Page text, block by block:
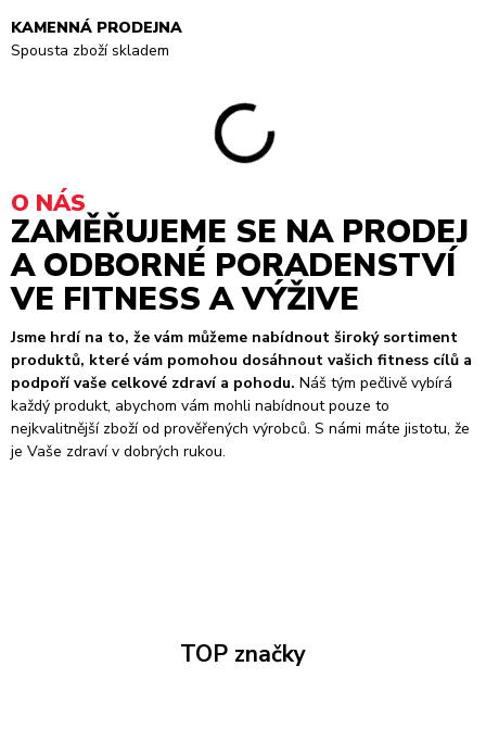
KAMENNÁ PRODEJNA
Spousta zboží skladem
O NÁS
ZAMĚŘUJEME SE NA PRODEJ
A ODBORNÉ PORADENSTVÍ
VE FITNESS A VÝŽIVE
Jsme hrdí na to, že vám můžeme nabídnout široký sortiment
produktů, které vám pomohou dosáhnout vašich fitness cílů a
podpoří vaše celkové zdraví a pohodu. Náš tým pečlivě vybírá
každý produkt, abychom vám mohli nabídnout pouze to
nejkvalitnější zboží od prověřených výrobců. S námi máte jistotu, že
je Vaše zdraví v dobrých rukou.
TOP značky